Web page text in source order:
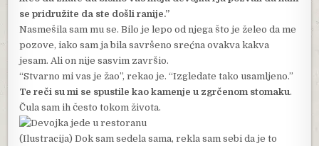
se pridružite da ste došli ranije.”
Nasmešila sam mu se. Bilo je lepo od njega što je želeo da me
pozove, iako sam ja bila savršeno srećna ovakva kakva
jesam. Ali on nije sasvim završio.
“Stvarno mi vas je žao”, rekao je. “Izgledate tako usamljeno.”
Te reči su mi se spustile kao kamenje u zgrčenom stomaku.
Čula sam ih često tokom života.
(Ilustracija) Dok sam sedela sama, rekla sam sebi da je to